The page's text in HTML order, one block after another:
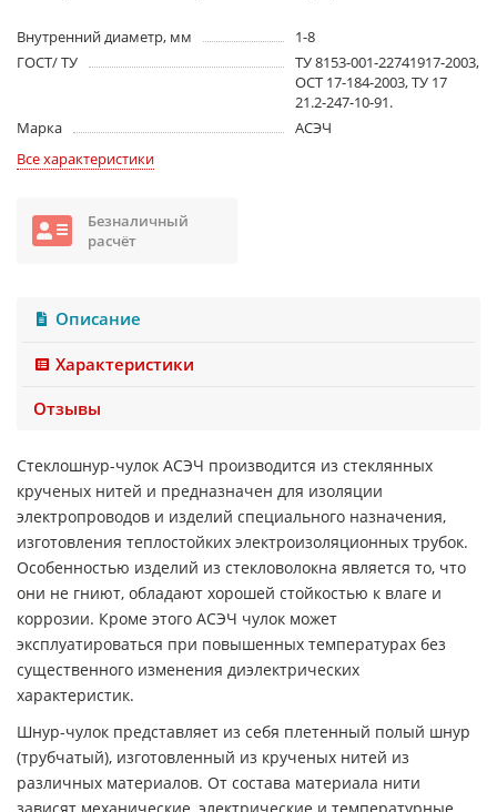
Внутренний диаметр, мм
1-8
ГОСТ/ ТУ
ТУ 8153-001-22741917-2003,
ОСТ 17-184-2003, ТУ 17
21.2-247-10-91.
Марка
АСЭЧ
Все характеристики
Безналичный
расчёт
Описание
Характеристики
Отзывы
Стеклошнур-чулок АСЭЧ производится из стеклянных
крученых нитей и предназначен для изоляции
электропроводов и изделий специального назначения,
изготовления теплостойких электроизоляционных трубок.
Особенностью изделий из стекловолокна является то, что
они не гниют, обладают хорошей стойкостью к влаге и
коррозии. Кроме этого АСЭЧ чулок может
эксплуатироваться при повышенных температурах без
существенного изменения диэлектрических
характеристик.
Шнур-чулок представляет из себя плетенный полый шнур
(трубчатый), изготовленный из крученых нитей из
различных материалов. От состава материала нити